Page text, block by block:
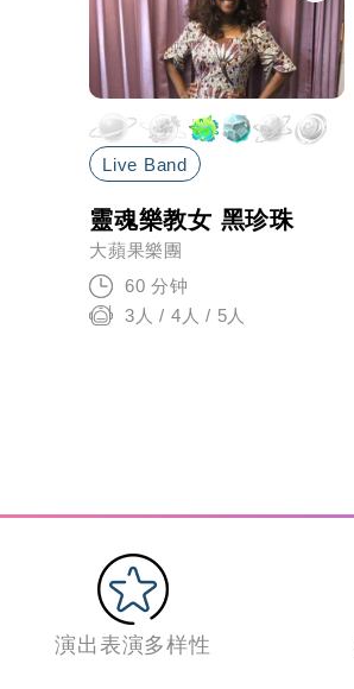
Live Band
靈魂樂教女 黑珍珠
大蘋果樂團
60 分钟
3人 / 4人 / 5人
演出表演多样性